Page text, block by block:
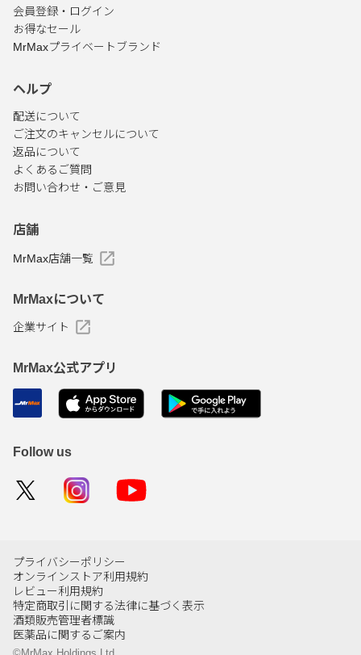
会員登録・ログイン
お得なセール
MrMaxプライベートブランド
ヘルプ
配送について
ご注文のキャンセルについて
返品について
よくあるご質問
お問い合わせ・ご意見
店舗
MrMax店舗一覧
MrMaxについて
企業サイト
MrMax公式アプリ
Follow us
プライバシーポリシー
オンラインストア利用規約
レビュー利用規約
特定商取引に関する法律に基づく表示
酒類販売管理者標識
医薬品に関するご案内